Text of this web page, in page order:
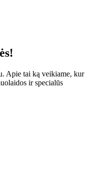
Apie tai ką veikiame, kur
ir specialūs